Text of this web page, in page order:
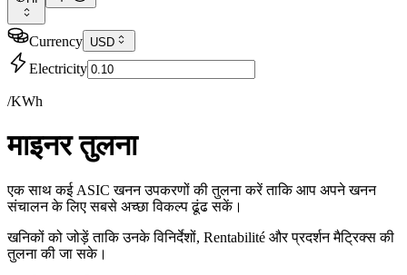
Currency USD
Electricity
/KWh
माइनर तुलना
एक साथ कई ASIC खनन उपकरणों की तुलना करें ताकि आप अपने खनन
संचालन के लिए सबसे अच्छा विकल्प ढूंढ सकें।
खनिकों को जोड़ें ताकि उनके विनिर्देशों, Rentabilité और प्रदर्शन मैट्रिक्स की
तुलना की जा सके।